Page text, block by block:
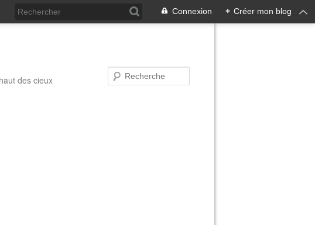
Connexion + Créer mon blog
des cieux